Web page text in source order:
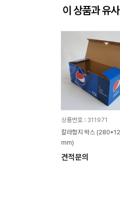
이 상품과 유
상품번호 : 311971
칼라합지 박스
mm)
견적문의